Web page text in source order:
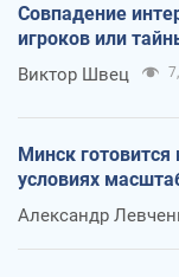
Совпадение
игроков или
Виктор Швец
Минск
условиях
Александр